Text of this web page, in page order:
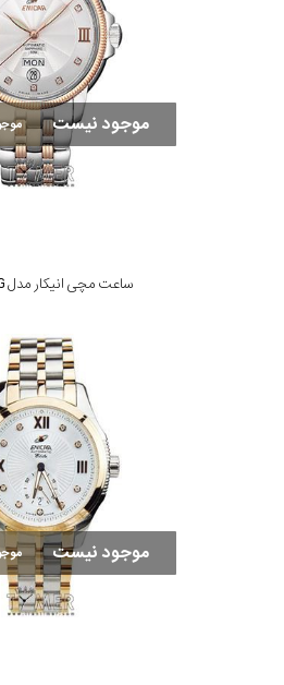
موجود نیست
ساعت مچی انیکار مدل 3168.56.30G
موجود نیست